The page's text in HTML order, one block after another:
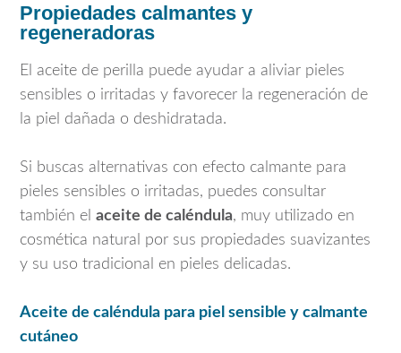
Propiedades calmantes y
regeneradoras
El aceite de perilla puede ayudar a aliviar pieles
sensibles o irritadas y favorecer la regeneración de
la piel dañada o deshidratada.
Si buscas alternativas con efecto calmante para
pieles sensibles o irritadas, puedes consultar
también el aceite de caléndula, muy utilizado en
cosmética natural por sus propiedades suavizantes
y su uso tradicional en pieles delicadas.
Aceite de caléndula para piel sensible y calmante
cutáneo